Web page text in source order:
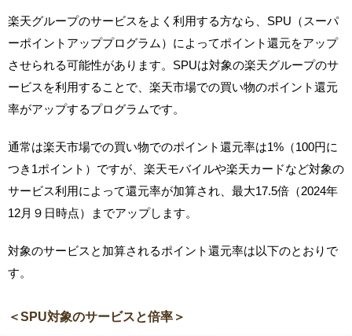
楽天グループのサービスをよく利用する方なら、SPU（スーパ
ーポイントアッププログラム）によってポイント還元をアップ
させられる可能性があります。SPUは対象の楽天グループのサ
ービスを利用することで、楽天市場での買い物のポイント還元
率がアップするプログラムです。
通常は楽天市場での買い物でのポイント還元率は1%（100円に
つき1ポイント）ですが、楽天モバイルや楽天カードなど対象の
サービス利用によって還元率が加算され、最大17.5倍（2024年
12月９日時点）までアップします。
対象のサービスと加算されるポイント還元率は以下のとおりで
す。
＜SPU対象のサービスと倍率＞